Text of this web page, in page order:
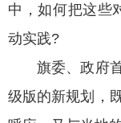
中，如何把这些
动实践?
旗委、政府首
级版的新规划，